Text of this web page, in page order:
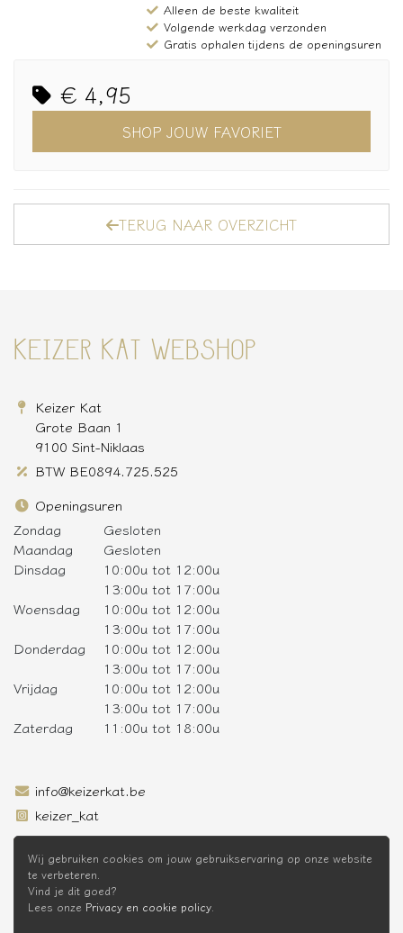
Alleen de beste kwaliteit
Volgende werkdag verzonden
Gratis ophalen tijdens de openingsuren
€ 4,95
SHOP JOUW FAVORIET
TERUG NAAR OVERZICHT
KEIZER KAT WEBSHOP
Keizer Kat
Grote Baan 1
9100 Sint-Niklaas
BTW BE0894.725.525
Openingsuren
Zondag
Gesloten
Maandag
Gesloten
Dinsdag
10:00u tot 12:00u
13:00u tot 17:00u
Woensdag
10:00u tot 12:00u
13:00u tot 17:00u
Donderdag
10:00u tot 12:00u
13:00u tot 17:00u
Vrijdag
10:00u tot 12:00u
13:00u tot 17:00u
Zaterdag
11:00u tot 18:00u
info@keizerkat.be
keizer_kat
SCHRIJF JE IN OP DE NIEUWSBRIEF
Wij gebruiken cookies om jouw gebruikservaring op onze website
te verbeteren.
Vind je dit goed?
Lees onze Privacy en cookie policy.